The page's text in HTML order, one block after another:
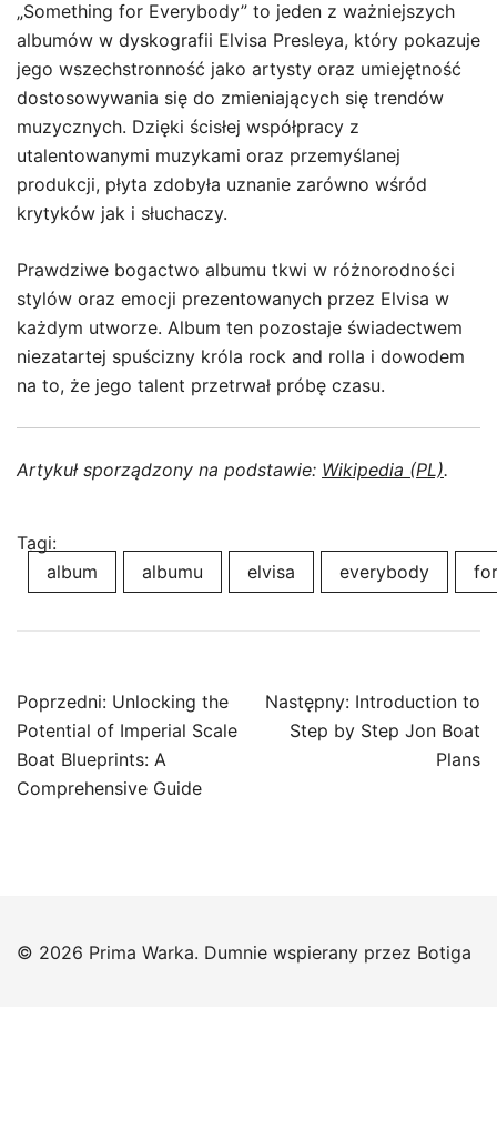
„Something for Everybody” to jeden z ważniejszych
albumów w dyskografii Elvisa Presleya, który pokazuje
jego wszechstronność jako artysty oraz umiejętność
dostosowywania się do zmieniających się trendów
muzycznych. Dzięki ścisłej współpracy z
utalentowanymi muzykami oraz przemyślanej
produkcji, płyta zdobyła uznanie zarówno wśród
krytyków jak i słuchaczy.
Prawdziwe bogactwo albumu tkwi w różnorodności
stylów oraz emocji prezentowanych przez Elvisa w
każdym utworze. Album ten pozostaje świadectwem
niezatartej spuścizny króla rock and rolla i dowodem
na to, że jego talent przetrwał próbę czasu.
Artykuł sporządzony na podstawie: Wikipedia (PL).
Tagi:
album
albumu elvisa everybody for
Nawigacja
wpisu
Poprzedni: Unlocking the
Potential of Imperial Scale
Boat Blueprints: A
Comprehensive Guide
Następny: Introduction to
Step by Step Jon Boat
Plans
© 2026 Prima Warka. Dumnie wspierany przez Botiga